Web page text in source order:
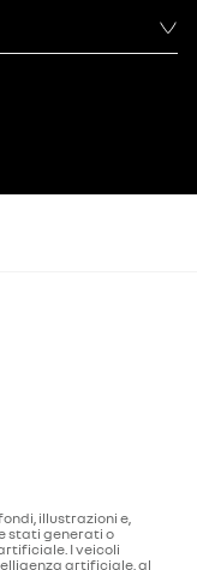
illustrazioni e,
stati generati o
I veicoli
artificiale, al